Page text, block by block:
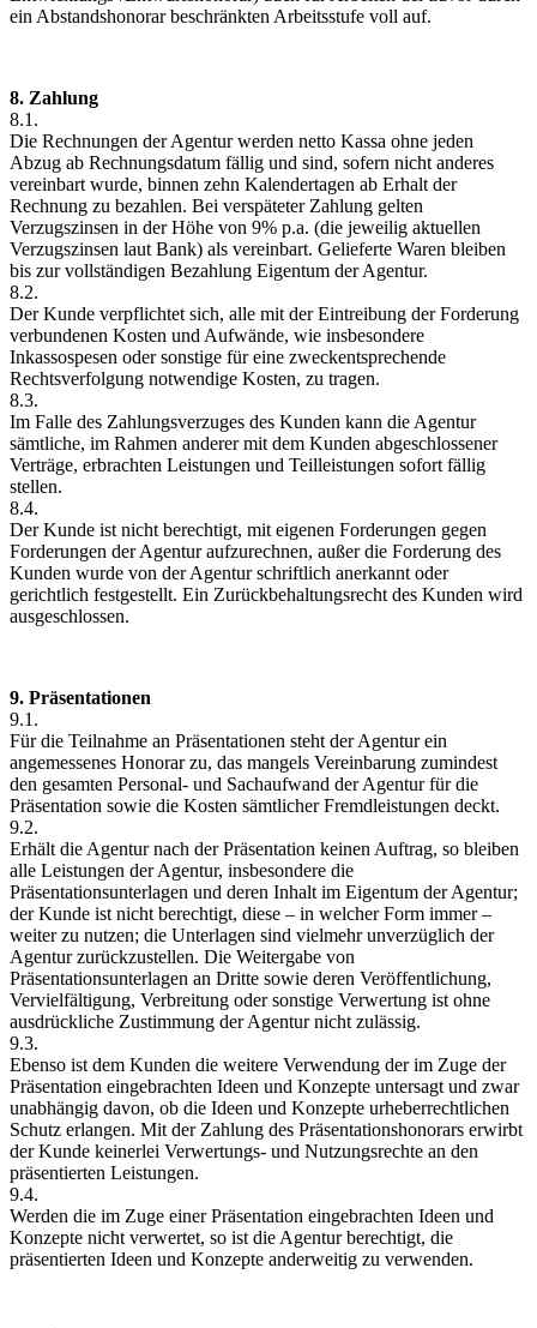
ein Abstandshonorar beschränkten Arbeitsstufe voll auf.
8. Zahlung
8.1.
Die Rechnungen der Agentur werden netto Kassa ohne jeden
Abzug ab Rechnungsdatum fällig und sind, sofern nicht anderes
vereinbart wurde, binnen zehn Kalendertagen ab Erhalt der
Rechnung zu bezahlen. Bei verspäteter Zahlung gelten
Verzugszinsen in der Höhe von 9% p.a. (die jeweilig aktuellen
Verzugszinsen laut Bank) als vereinbart. Gelieferte Waren bleiben
bis zur vollständigen Bezahlung Eigentum der Agentur.
8.2.
Der Kunde verpflichtet sich, alle mit der Eintreibung der Forderung
verbundenen Kosten und Aufwände, wie insbesondere
Inkassospesen oder sonstige für eine zweckentsprechende
Rechtsverfolgung notwendige Kosten, zu tragen.
8.3.
Im Falle des Zahlungsverzuges des Kunden kann die Agentur
sämtliche, im Rahmen anderer mit dem Kunden abgeschlossener
Verträge, erbrachten Leistungen und Teilleistungen sofort fällig
stellen.
8.4.
Der Kunde ist nicht berechtigt, mit eigenen Forderungen gegen
Forderungen der Agentur aufzurechnen, außer die Forderung des
Kunden wurde von der Agentur schriftlich anerkannt oder
gerichtlich festgestellt. Ein Zurückbehaltungsrecht des Kunden wird
ausgeschlossen.
9. Präsentationen
9.1.
Für die Teilnahme an Präsentationen steht der Agentur ein
angemessenes Honorar zu, das mangels Vereinbarung zumindest
den gesamten Personal- und Sachaufwand der Agentur für die
Präsentation sowie die Kosten sämtlicher Fremdleistungen deckt.
9.2.
Erhält die Agentur nach der Präsentation keinen Auftrag, so bleiben
alle Leistungen der Agentur, insbesondere die
Präsentationsunterlagen und deren Inhalt im Eigentum der Agentur;
der Kunde ist nicht berechtigt, diese – in welcher Form immer –
weiter zu nutzen; die Unterlagen sind vielmehr unverzüglich der
Agentur zurückzustellen. Die Weitergabe von
Präsentationsunterlagen an Dritte sowie deren Veröffentlichung,
Vervielfältigung, Verbreitung oder sonstige Verwertung ist ohne
ausdrückliche Zustimmung der Agentur nicht zulässig.
9.3.
Ebenso ist dem Kunden die weitere Verwendung der im Zuge der
Präsentation eingebrachten Ideen und Konzepte untersagt und zwar
unabhängig davon, ob die Ideen und Konzepte urheberrechtlichen
Schutz erlangen. Mit der Zahlung des Präsentationshonorars erwirbt
der Kunde keinerlei Verwertungs- und Nutzungsrechte an den
präsentierten Leistungen.
9.4.
Werden die im Zuge einer Präsentation eingebrachten Ideen und
Konzepte nicht verwertet, so ist die Agentur berechtigt, die
präsentierten Ideen und Konzepte anderweitig zu verwenden.